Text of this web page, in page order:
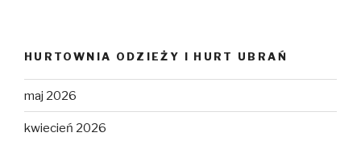
HURTOWNIA ODZIEŻY I HURT UBRAŃ
maj 2026
kwiecień 2026